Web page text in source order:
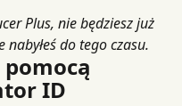
Plus, nie będziesz już
do tego czasu.
ID